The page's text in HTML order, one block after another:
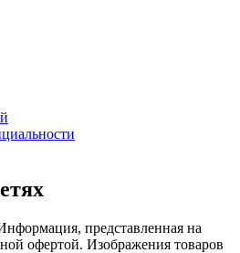
представленная на
офертой. Изображения товаров